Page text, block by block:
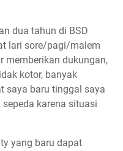
dua tahun di BSD
lari sore/pagi/malem
memberikan dukungan,
kotor, banyak
saya baru tinggal saya
karena situasi
yang baru dapat